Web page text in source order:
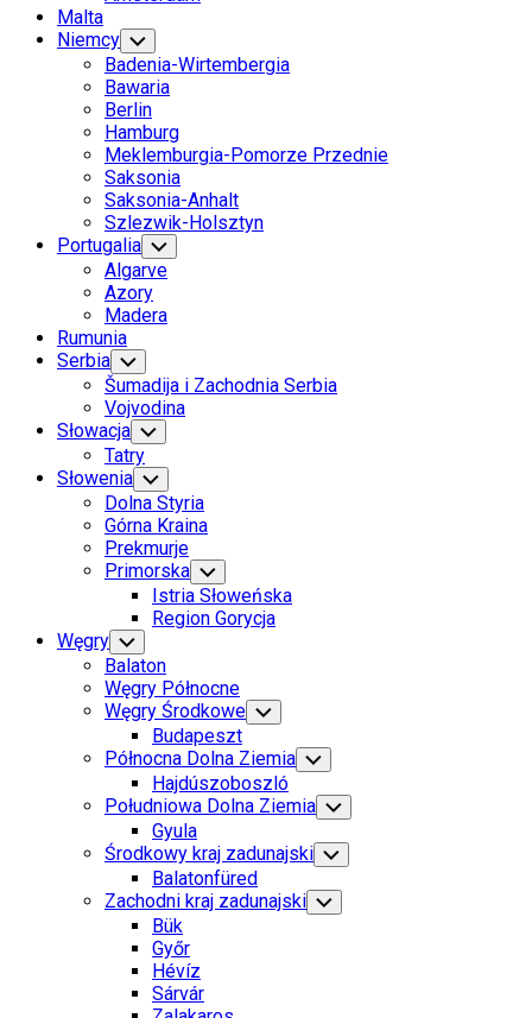
Menu
Malta
Niemcy Toggle
Child
Menu
Badenia-Wirtembergia
Bawaria
Berlin
Hamburg
Meklemburgia-Pomorze Przednie
Saksonia
Saksonia-Anhalt
Szlezwik-Holsztyn
Portugalia Toggle
Child
Menu
Algarve
Azory
Madera
Rumunia
Serbia Toggle
Child
Menu
Šumadija i Zachodnia Serbia
Vojvodina
Słowacja Toggle
Child
Menu
Tatry
Słowenia Toggle
Child
Menu
Dolna Styria
Górna Kraina
Prekmurje
Primorska Toggle
Child
Menu
Istria Słoweńska
Region Gorycja
Węgry Toggle
Child
Menu
Balaton
Węgry Północne
Węgry Środkowe Toggle
Child
Menu
Budapeszt
Północna Dolna Ziemia Toggle
Child
Menu
Hajdúszoboszló
Południowa Dolna Ziemia Toggle
Child
Menu
Gyula
Środkowy kraj zadunajski Toggle
Child
Menu
Balatonfüred
Zachodni kraj zadunajski Toggle
Child
Bük
Győr
Hévíz
Sárvár